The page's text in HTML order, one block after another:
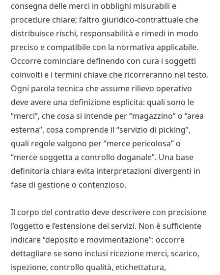
consegna delle merci in obblighi misurabili e
procedure chiare; l’altro giuridico‑contrattuale che
distribuisce rischi, responsabilità e rimedi in modo
preciso e compatibile con la normativa applicabile.
Occorre cominciare definendo con cura i soggetti
coinvolti e i termini chiave che ricorreranno nel testo.
Ogni parola tecnica che assume rilievo operativo
deve avere una definizione esplicita: quali sono le
“merci”, che cosa si intende per “magazzino” o “area
esterna”, cosa comprende il “servizio di picking”,
quali regole valgono per “merce pericolosa” o
“merce soggetta a controllo doganale”. Una base
definitoria chiara evita interpretazioni divergenti in
fase di gestione o contenzioso.
Il corpo del contratto deve descrivere con precisione
l’oggetto e l’estensione dei servizi. Non è sufficiente
indicare “deposito e movimentazione”: occorre
dettagliare se sono inclusi ricezione merci, scarico,
ispezione, controllo qualità, etichettatura,